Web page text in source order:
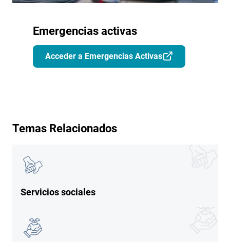
Emergencias activas
Acceder a Emergencias Activas
Temas Relacionados
Imagen
Servicios sociales
Imagen
Imagen